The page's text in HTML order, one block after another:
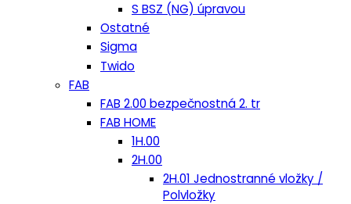
S BSZ (NG) úpravou
Ostatné
Sigma
Twido
FAB
FAB 2.00 bezpečnostná 2. tr
FAB HOME
1H.00
2H.00
2H.01 Jednostranné vložky /
Polvložky